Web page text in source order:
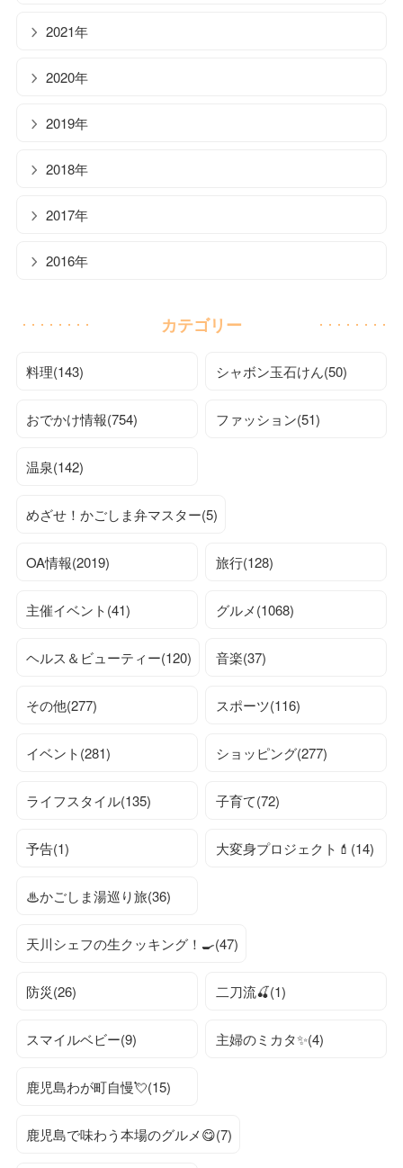
2021年
2020年
2019年
2018年
2017年
2016年
カテゴリー
料理(143) シャボン玉石けん(50)
おでかけ情報(754) ファッション(51)
温泉(142)
めざせ！かごしま弁マスター(5)
OA情報(2019) 旅行(128)
主催イベント(41) グルメ(1068)
ヘルス＆ビューティー(120) 音楽(37)
その他(277) スポーツ(116)
イベント(281) ショッピング(277)
ライフスタイル(135) 子育て(72)
予告(1) 大変身プロジェクト💄(14)
♨かごしま湯巡り旅(36)
天川シェフの生クッキング！🍳(47)
防災(26) 二刀流🍒(1)
スマイルベビー(9) 主婦のミカタ✨(4)
鹿児島わが町自慢💘(15)
鹿児島で味わう本場のグルメ😋(7)